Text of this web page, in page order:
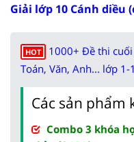
Giải lớp 10 Cánh diều
HOT
1000+ Đề thi
Toán, Văn, Anh... lớp
Các sản phẩm
Combo 3 khóa